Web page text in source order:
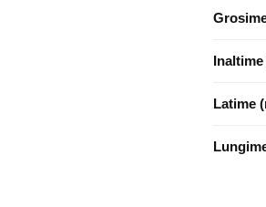
Latime